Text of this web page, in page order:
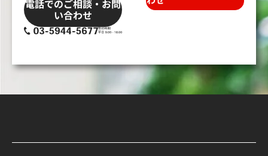
電話でのご相談・お問
い合わせ